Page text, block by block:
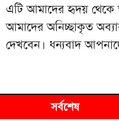
এটি আমাদের হৃদয়
আমাদের অনিচ্ছাকৃত
দেখবেন। ধন্যবাদ
সর্বশেষ